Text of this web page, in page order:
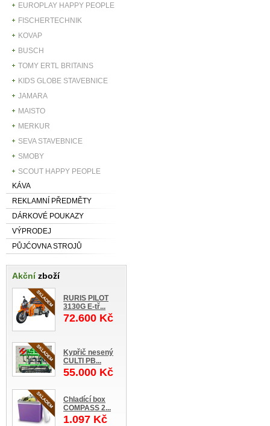
EUROPLAY HAPPY PEOPLE
FISCHERTECHNIK
KOVAP
BUSCH
TOMY ERTL BRITAINS
KIDS GLOBE STAVEBNICE
JAMARA
MAISTO
MERKUR
SEVA STAVEBNICE
SMOBY
SCOUT HAPPY PEOPLE
KÁVA
REKLAMNÍ PŘEDMĚTY
DÁRKOVÉ POUKAZY
VÝPRODEJ
PŮJĆOVNA STROJŮ
Akčnízboží
RURIS PILOT
3130G E-tř...
72.600 Kč
Kypřič nesený
CULTI PB...
55.000 Kč
Chladící box
COMPASS 2...
1.097 Kč